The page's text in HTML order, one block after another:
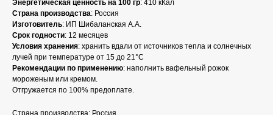
Энергетическая ценность на 100 гр: 410 кКал
Страна производства: Россия
Изготовитель: ИП Шибаланская А.А.
Срок годности: 12 месяцев
Условия хранения: хранить вдали от источников тепла и солнечных
лучей при температуре от 15 до 21°C
Рекомендации по применению: наполнить вафельный рожок
мороженым или кремом.
Отгружается по 100% предоплате.
Страна производства: Россия